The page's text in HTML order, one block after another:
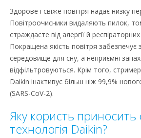
Здорове і свіже повітря надає низку
Повітроочисники видаляють пилок,
страждаєте від алергії й респіраторних
Покращена якість повітря забезпечує
середовище для сну, а неприємні
відфільтровуються. Крім того,
Daikin інактивує більш ніж 99,9%
(SARS-CoV-2).
Яку користь
технологія Daikin?